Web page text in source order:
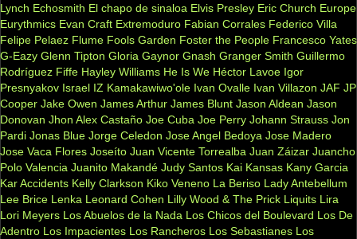
Lynch Echosmith El chapo de sinaloa Elvis Presley Eric Church Europe
Eurythmics Evan Craft Extremoduro Fabian Corrales Federico Villa
Felipe Pelaez Flume Fools Garden Foster the People Francesco Yates
G-Eazy Glenn Tipton Gloria Gaynor Gnash Granger Smith Guillermo
Rodríguez Fiffe Hayley Williams He Is We Héctor Lavoe Igor
Presnyakov Israel IZ Kamakawiwo'ole Ivan Ovalle Ivan Villazon JAF JP
Cooper Jake Owen James Arthur James Blunt Jason Aldean Jason
Donovan Jhon Alex Castaño Joe Cuba Joe Perry Johann Strauss Jon
Pardi Jonas Blue Jorge Celedon Jose Angel Bedoya Jose Madero
Jose Vaca Flores Joseíto Juan Vicente Torrealba Juan Záizar Juancho
Polo Valencia Juanito Makandé Judy Santos Kai Kansas Kany Garcia
Kar Accidents Kelly Clarkson Kiko Veneno La Beriso Lady Antebellum
Lee Brice Lenka Leonard Cohen Lilly Wood & The Prick Liquits Lira
Lori Meyers Los Abuelos de la Nada Los Chicos del Boulevard Los De
Adentro Los Impacientes Los Rancheros Los Sebastianes Los